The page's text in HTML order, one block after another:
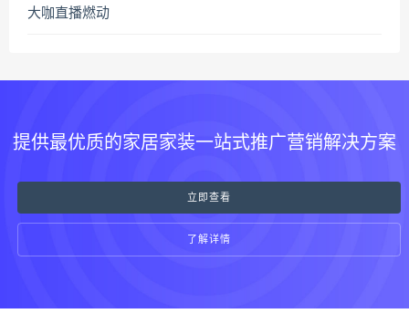
提供最优质的家居家装一站式推广营销解决方案
立即查看
了解详情